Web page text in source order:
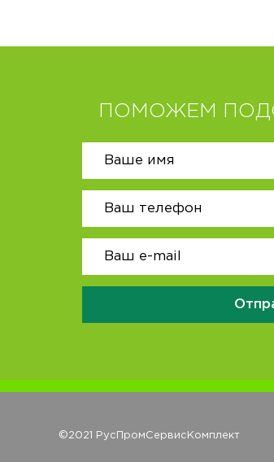
ПОМОЖЕМ
©2021 РусПромСервисКомплект